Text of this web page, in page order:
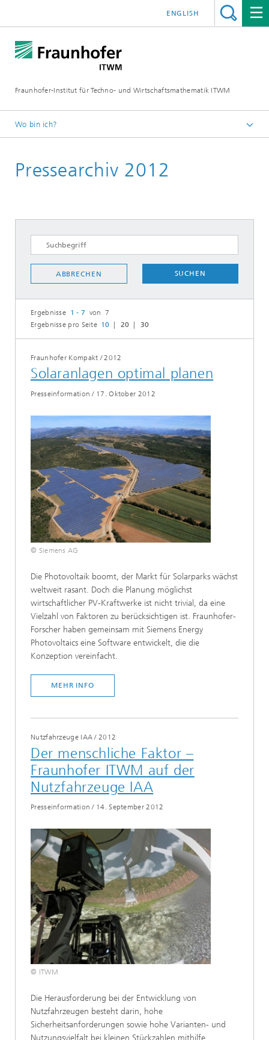
Fraunhofer-Institut für Techno- und Wirtschaftsmathematik ITWM
ENGLISH
Wo bin ich?
Presse|Aktuelles
Pressearchiv 2012
ABBRECHEN SUCHEN
Ergebnisse 1 - 7 von 7
Ergebnisse pro Seite 10 20 30
Fraunhofer Kompakt /2012
Solaranlagen optimal planen
Presseinformation / 17. Oktober 2012
© Siemens AG
Die Photovoltaik boomt, der Markt für Solarparks wächst
weltweit rasant. Doch die Planung möglichst
wirtschaftlicher PV-Kraftwerke ist nicht trivial, da eine
Vielzahl von Faktoren zu berücksichtigen ist. Fraunhofer-
Forscher haben gemeinsam mit Siemens Energy
Photovoltaics eine Software entwickelt, die die
Konzeption vereinfacht.
MEHR INFO
Nutzfahrzeuge IAA/2012
Der menschliche Faktor –
Fraunhofer ITWM auf der
Nutzfahrzeuge IAA
Presseinformation / 14. September 2012
© ITWM
Die Herausforderung bei der Entwicklung von
Nutzfahrzeugen besteht darin, hohe
Sicherheitsanforderungen sowie hohe Varianten- und
Nutzungsvielfalt bei kleinen Stückzahlen mithilfe